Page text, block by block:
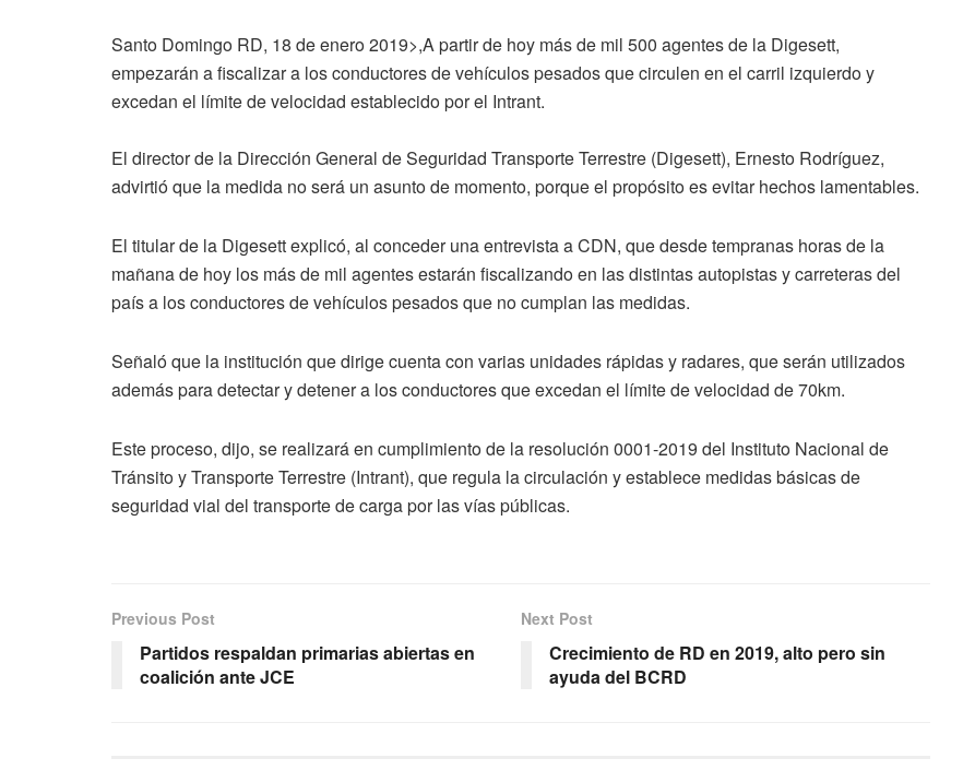
Santo Domingo RD, 18 de enero 2019>,A partir de hoy más de mil 500 agentes de la Digesett,
empezarán a fiscalizar a los conductores de vehículos pesados que circulen en el carril izquierdo y
excedan el límite de velocidad establecido por el Intrant.
El director de la Dirección General de Seguridad Transporte Terrestre (Digesett), Ernesto Rodríguez,
advirtió que la medida no será un asunto de momento, porque el propósito es evitar hechos lamentables.
El titular de la Digesett explicó, al conceder una entrevista a CDN, que desde tempranas horas de la
mañana de hoy los más de mil agentes estarán fiscalizando en las distintas autopistas y carreteras del
país a los conductores de vehículos pesados que no cumplan las medidas.
Señaló que la institución que dirige cuenta con varias unidades rápidas y radares, que serán utilizados
además para detectar y detener a los conductores que excedan el límite de velocidad de 70km.
Este proceso, dijo, se realizará en cumplimiento de la resolución 0001-2019 del Instituto Nacional de
Tránsito y Transporte Terrestre (Intrant), que regula la circulación y establece medidas básicas de
seguridad vial del transporte de carga por las vías públicas.
Previous Post
Partidos respaldan primarias abiertas en
coalición ante JCE
Next Post
Crecimiento de RD en 2019, alto pero sin
ayuda del BCRD